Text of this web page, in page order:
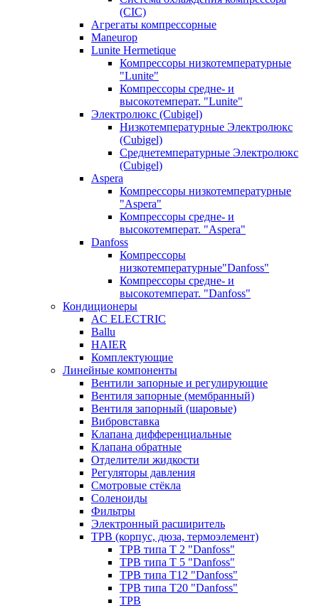
(CIC)
Агрегаты компрессорные
Maneurop
Lunite Hermetique
Компрессоры низкотемпературные
"Lunite"
Компрессоры средне- и
высокотемперат. "Lunite"
Электролюкс (Cubigel)
Низкотемпературные Электролюкс
(Cubigel)
Среднетемпературные Электролюкс
(Cubigel)
Aspera
Компрессоры низкотемпературные
"Aspera"
Компрессоры средне- и
высокотемперат. "Aspera"
Danfoss
Компрессоры
низкотемпературные"Danfoss"
Компрессоры средне- и
высокотемперат. "Danfoss"
Кондиционеры
AC ELECTRIC
Ballu
HAIER
Комплектующие
Линейные компоненты
Вентили запорные и регулирующие
Вентиля запорные (мембранный)
Вентиля запорный (шаровые)
Вибровставка
Клапана дифференциальные
Клапана обратные
Отделители жидкости
Регуляторы давления
Смотровые стёкла
Соленоиды
Фильтры
Электронный расширитель
ТРВ (корпус, дюза, термоэлемент)
ТРВ типа Т 2 "Danfoss"
ТРВ типа Т 5 "Danfoss"
ТРВ типа Т12 "Danfoss"
ТРВ типа Т20 "Danfoss"
ТРВ